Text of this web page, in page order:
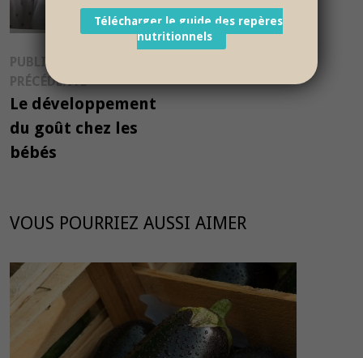
Navigation
de
l’article
PUBLICATION
PRÉCÉDENTEPublication
précédente :
Le développement
du goût chez les
bébés
VOUS POURRIEZ AUSSI AIMER
Télécharger le guide des repères
nutritionnels